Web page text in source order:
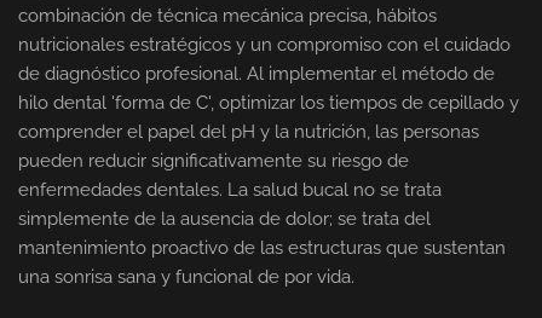
combinación de técnica mecánica precisa, hábitos
nutricionales estratégicos y un compromiso con el cuidado
de diagnóstico profesional. Al implementar el método de
hilo dental 'forma de C', optimizar los tiempos de cepillado y
comprender el papel del pH y la nutrición, las personas
pueden reducir significativamente su riesgo de
enfermedades dentales. La salud bucal no se trata
simplemente de la ausencia de dolor; se trata del
mantenimiento proactivo de las estructuras que sustentan
una sonrisa sana y funcional de por vida.